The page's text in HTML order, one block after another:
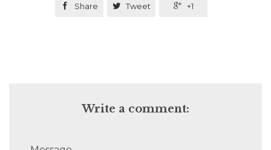
 Share  Tweet  +1
Write a comment: